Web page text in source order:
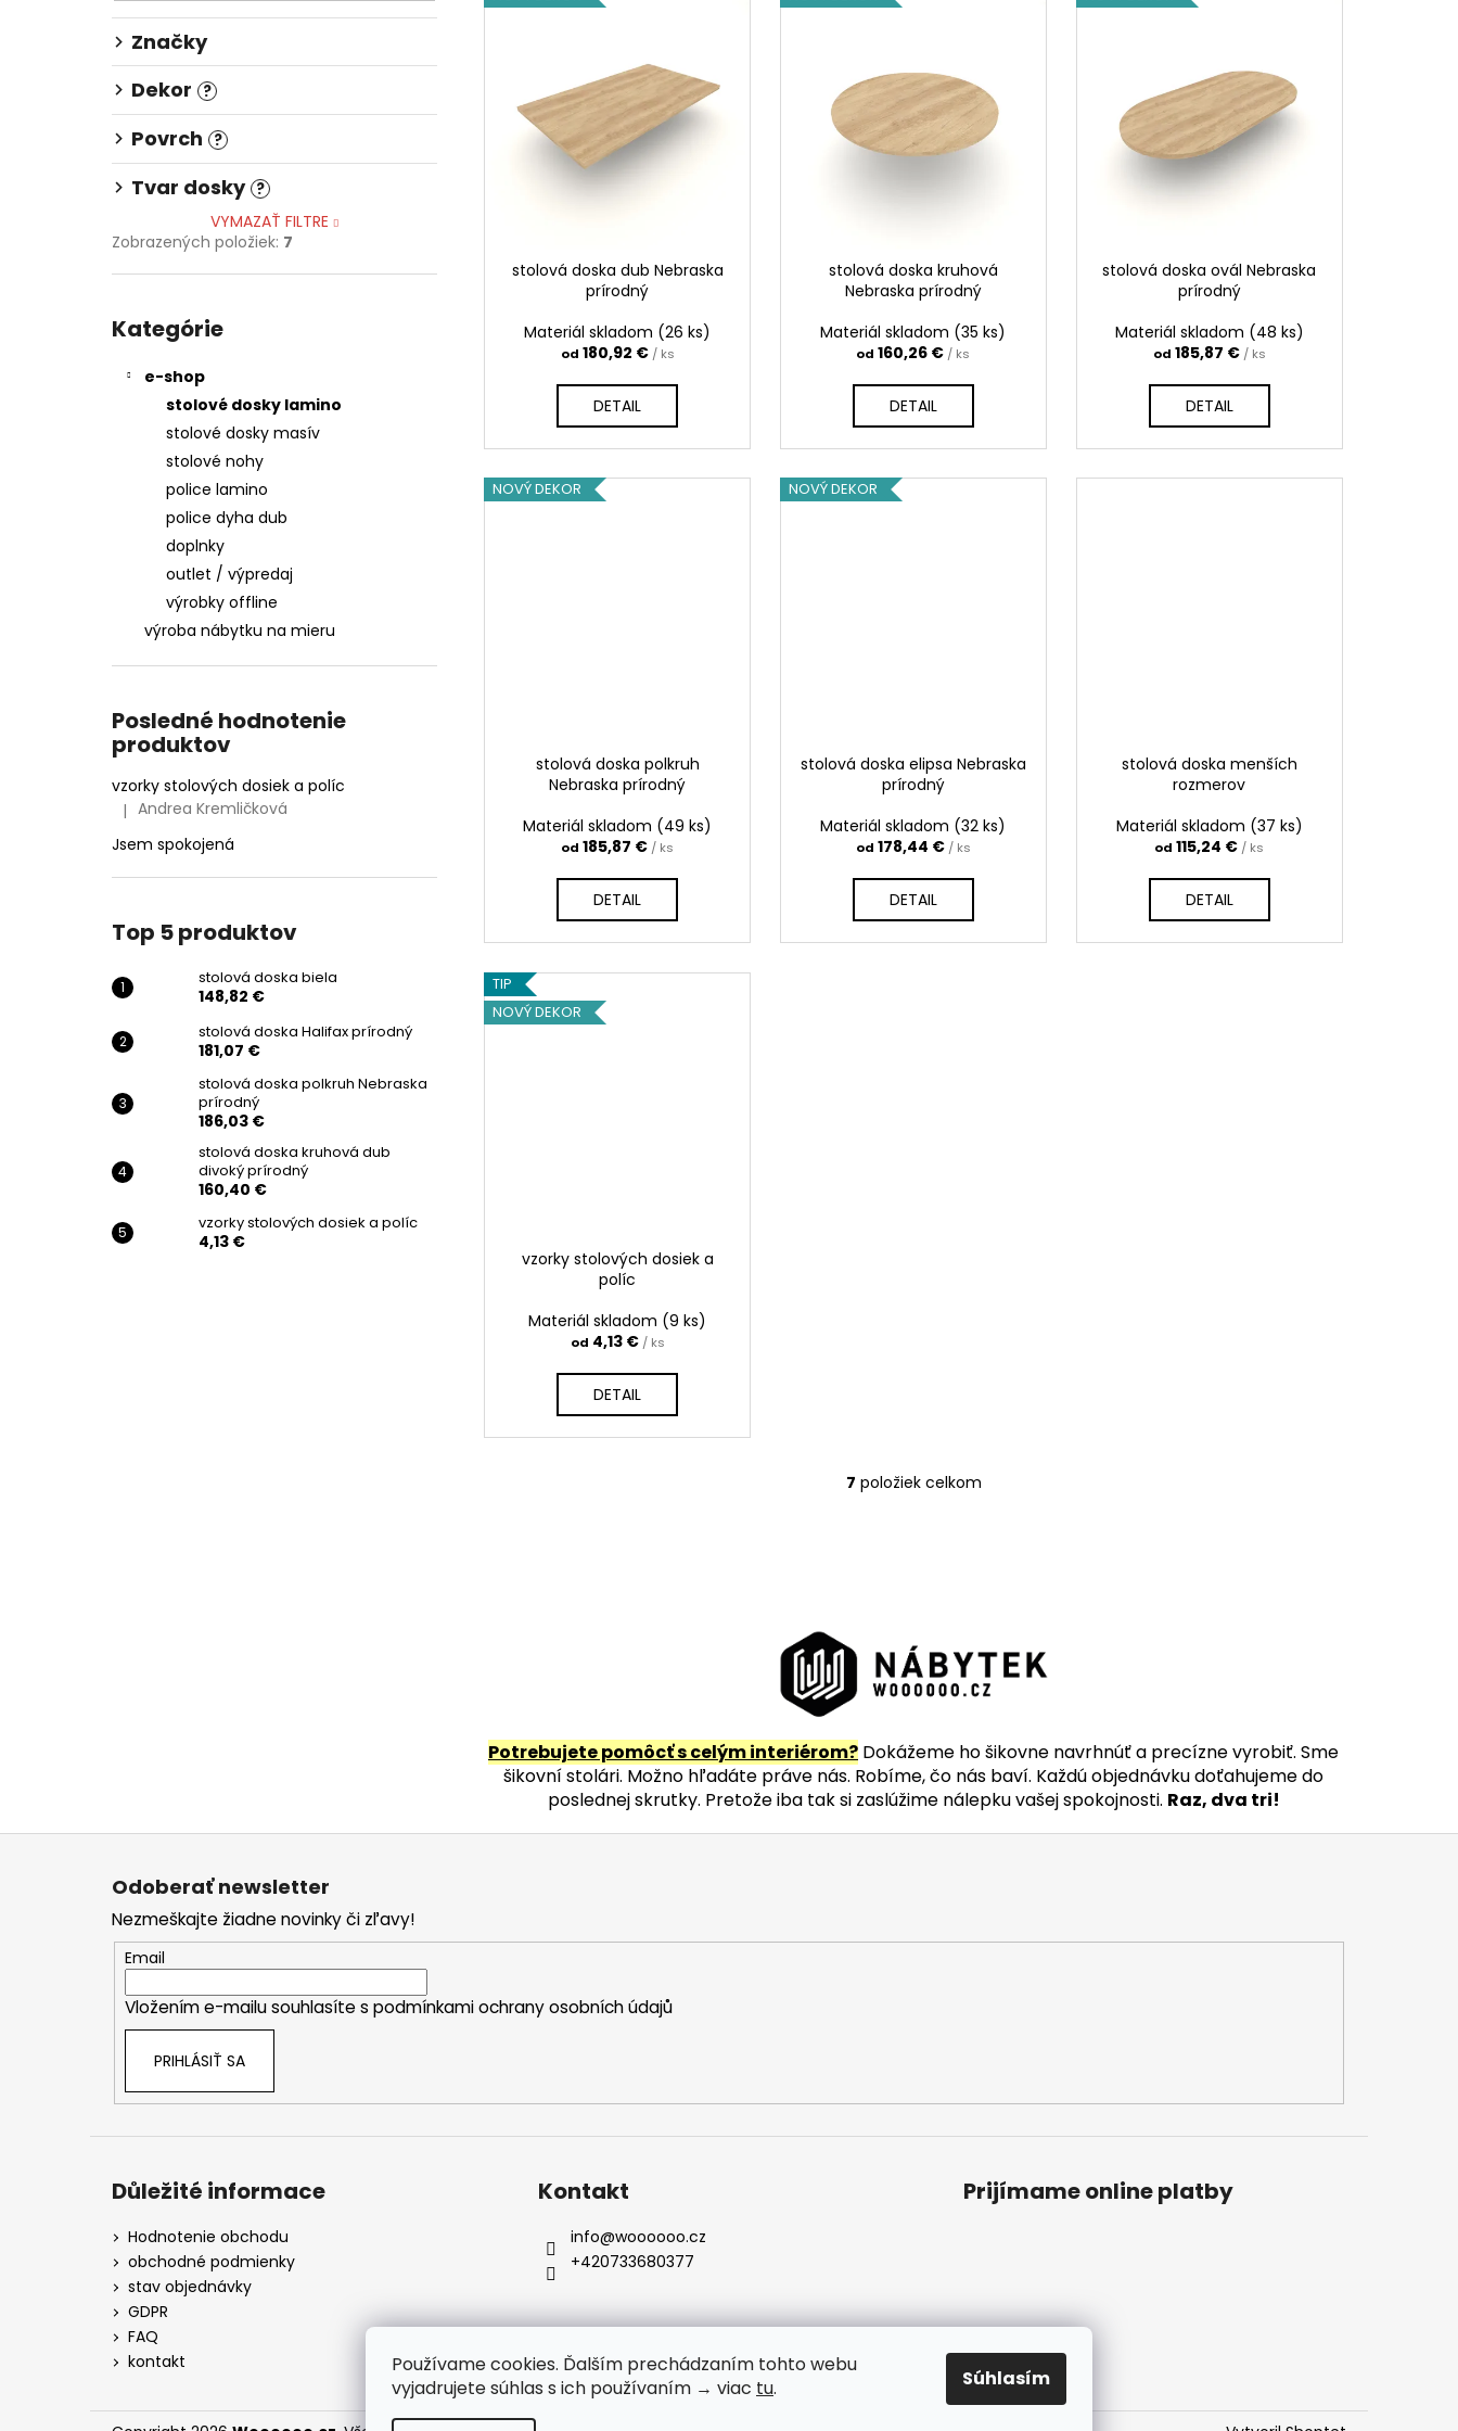
Používame cookies. Ďalším prechádzaním tohto webu
vyjadrujete súhlas s ich používaním → viac tu. Súhlasím
Značky
Dekor ?
Povrch ?
Tvar dosky ?
VYMAZAŤ FILTRE
Zobrazených položiek: 7
kategórie
Kategórie
e-shop
stolové dosky lamino
stolové dosky masív
stolové nohy
police lamino
police dyha dub
doplnky
outlet / výpredaj
výrobky offline
výroba nábytku na mieru
Posledné hodnotenie
produktov
vzorky stolových dosiek a políc
Hodnotenie produktu je 5 z 5 hviezdičiek.
| Andrea Kremličková
Jsem spokojená
Top 5 produktov
stolová doska biela
148,82 €
stolová doska Halifax prírodný
181,07 €
stolová doska polkruh Nebraska
prírodný
186,03 €
stolová doska kruhová dub
divoký prírodný
160,40 €
vzorky stolových dosiek a políc
4,13 €
ý
stolová doska dub Nebraska
prírodný
Materiál skladom (26 ks)
od 180,92 € / ks
DETAIL
stolová doska kruhová
Nebraska prírodný
Materiál skladom (35 ks)
od 160,26 € / ks
DETAIL
stolová doska ovál Nebraska
prírodný
Materiál skladom (48 ks)
od 185,87 € / ks
DETAIL
NOVÝ DEKOR
stolová doska polkruh
Nebraska prírodný
Materiál skladom (49 ks)
od 185,87 € / ks
DETAIL
NOVÝ DEKOR
stolová doska elipsa Nebraska
prírodný
Materiál skladom (32 ks)
od 178,44 € / ks
DETAIL
stolová doska menších
rozmerov
Materiál skladom (37 ks)
od 115,24 € / ks
DETAIL
TIP
NOVÝ DEKOR
vzorky stolových dosiek a
políc
Materiál skladom (9 ks)
od 4,13 € / ks
DETAIL
O
i
e
v
k
y
v
u
7 položiek celkom
Potrebujete pomôcť s celým interiérom? Dokážeme ho šikovne navrhnúť a precízne vyrobiť. Sme
šikovní stolári. Možno hľadáte práve nás. Robíme, čo nás baví. Každú objednávku doťahujeme do
poslednej skrutky. Pretože iba tak si zaslúžime nálepku vašej spokojnosti. Raz, dva tri!
148,82 €
181,07 €
Z
Odoberať newsletter
Nezmeškajte žiadne novinky či zľavy!
Email
Vložením e-mailu souhlasíte s podmínkami ochrany osobních údajů
PRIHLÁSIŤ SA
Důležité informace
Hodnotenie obchodu
obchodné podmienky
stav objednávky
GDPR
FAQ
kontakt
Kontakt
info@woooooo.cz
+420733680377
Prijímame online platby